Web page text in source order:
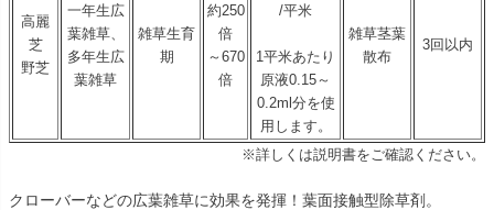
高麗
芝
野芝
一年生広
葉雑草、
多年生広
葉雑草
雑草生育
期
約250
倍
～670
倍
/平米
1平米あたり
原液0.15～
0.2ml分を使
用します。
雑草茎葉
散布
3回以内
※詳しくは説明書をご確認ください。
クローバーなどの広葉雑草に効果を発揮！葉面接触型除草剤。